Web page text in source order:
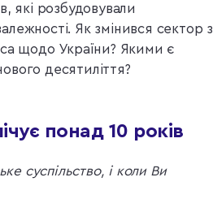
які розбудовували
Як змінився сектор з
щодо України? Якими є
десятиліття?
понад 10 років
суспільство, і коли Ви